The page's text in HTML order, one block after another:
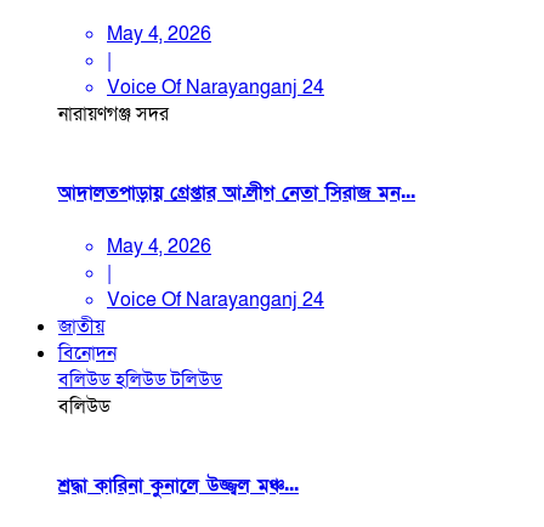
May 4, 2026
|
Voice Of Narayanganj 24
নারায়ণগঞ্জ সদর
আদালতপাড়ায় গ্রেপ্তার আ.লীগ নেতা সিরাজ মন...
May 4, 2026
|
Voice Of Narayanganj 24
জাতীয়
বিনোদন
বলিউডহলিউডটলিউড
বলিউড
শ্রদ্ধা কারিনা কুনালে উজ্জ্বল মঞ্চ...